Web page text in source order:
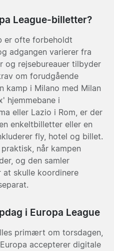
League-billetter?
er ofte forbeholdt
adgangen varierer fra
og rejsebureauer tilbyder
om forudgående
kamp i Milano med Milan
' hjemmebane i
eller Lazio i Rom, er der
enkeltbilletter eller en
fly, hotel og billet.
når kampen
og den samler
skulle koordinere
i Europa League
primært om torsdagen,
accepterer digitale